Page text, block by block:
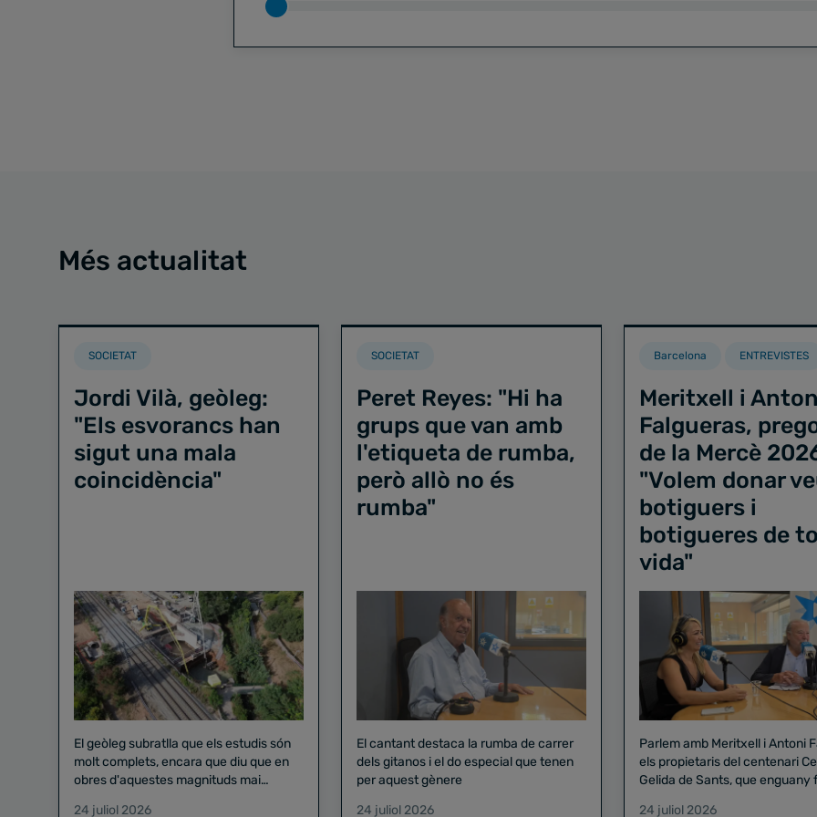
Més actualitat
SOCIETAT
Jordi Vilà, geòleg:
"Els esvorancs han
sigut una mala
coincidència"
El geòleg subratlla que els estudis són
molt complets, encara que diu que en
obres d'aquestes magnituds mai
24 juliol 2026
SOCIETAT
Peret Reyes: "Hi ha
grups que van amb
l'etiqueta de rumba,
però allò no és
rumba"
El cantant destaca la rumba de carrer
dels gitanos i el do especial que tenen
per aquest gènere
24 juliol 2026
Barcelona ENTREVISTES
Meritxell i
Falgueras,
de la Mercè
"Volem donar
botiguers i
botigueres de
vida"
Parlem amb Meritxell i Antoni
els propietaris del centenari Celler
Gelida de Sants, que enguany
24 juliol 2026